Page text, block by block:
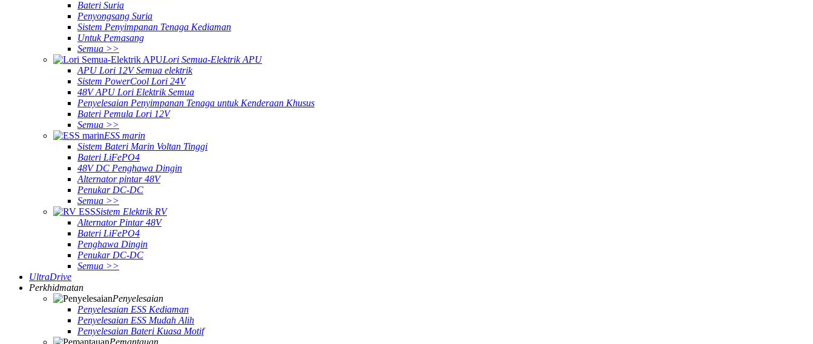
Bateri Suria
Penyongsang Suria
Sistem Penyimpanan Tenaga Kediaman
Untuk Pemasang
Semua >>
Lori Semua-Elektrik APU
APU Lori 12V Semua elektrik
Sistem PowerCool Lori 24V
48V APU Lori Elektrik Semua
Penyelesaian Penyimpanan Tenaga untuk Kenderaan Khusus
Bateri Pemula Lori 12V
Semua >>
ESS marin
Sistem Bateri Marin Voltan Tinggi
Bateri LiFePO4
48V DC Penghawa Dingin
Alternator pintar 48V
Penukar DC-DC
Semua >>
Sistem Elektrik RV
Alternator Pintar 48V
Bateri LiFePO4
Penghawa Dingin
Penukar DC-DC
Semua >>
UltraDrive
Perkhidmatan
Penyelesaian
Penyelesaian ESS Kediaman
Penyelesaian ESS Mudah Alih
Penyelesaian Bateri Kuasa Motif
Pemantauan